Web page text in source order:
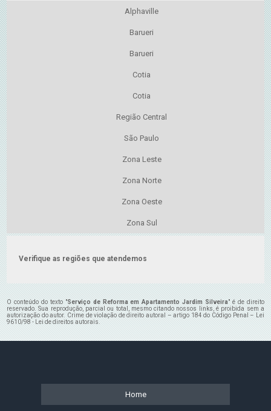
Alphaville
Barueri
Barueri
Cotia
Cotia
Região Central
São Paulo
Zona Leste
Zona Norte
Zona Oeste
Zona Sul
Verifique as regiões que atendemos
O conteúdo do texto "Serviço de Reforma em Apartamento Jardim Silveira" é de direito
reservado. Sua reprodução, parcial ou total, mesmo citando nossos links, é proibida sem a
autorização do autor. Crime de violação de direito autoral – artigo 184 do Código Penal –Lei
9610/98 - Lei de direitos autorais.
Home